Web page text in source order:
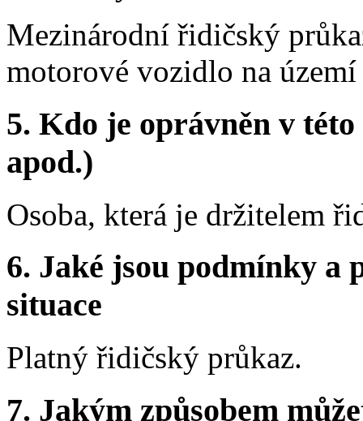
Mezinárodní řidičský
motorové vozidlo na
5. Kdo je oprávněn v
apod.)
Osoba, která je držitelem
6. Jaké jsou podmínky a
situace
Platný řidičský průkaz.
7. Jakým způsobem